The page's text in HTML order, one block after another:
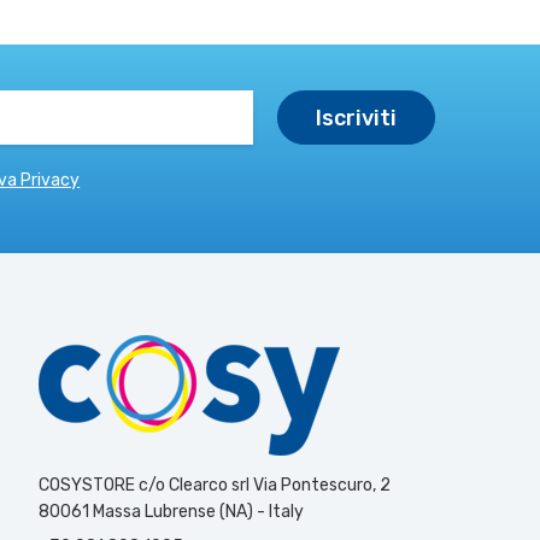
Privacy
COSYSTORE c/o Clearco srl Via Pontescuro, 2
80061 Massa Lubrense (NA) - Italy